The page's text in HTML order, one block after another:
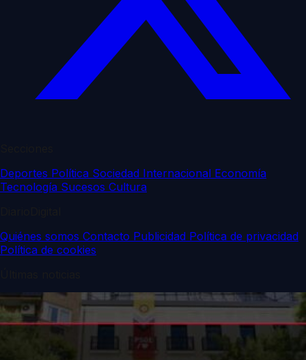
Deportes Política Sociedad Internacional Economía
Tecnología Sucesos Cultura
Quiénes somos Contacto Publicidad Política de privacidad
Política de cookies